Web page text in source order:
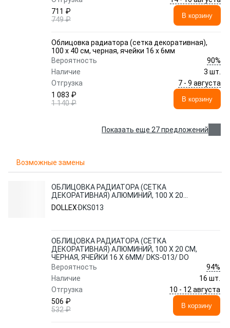
711 ₽
749 ₽
В корзину
Облицовка радиатора (сетка декоративная),
100 х 40 см, черная, ячейки 16 х 6мм
Вероятность
90%
Наличие
3 шт.
Отгрузка
7 - 9 августа
1 083 ₽
1 140 ₽
В корзину
Показать еще 27 предложений
Возможные замены
ОБЛИЦОВКА РАДИАТОРА (СЕТКА
ДЕКОРАТИВНАЯ) АЛЮМИНИЙ, 100 Х 20
СМ, ЧЕРНАЯ, ЯЧЕЙКИ 16 Х 6ММ/ DKS-013/
DO
DOLLEX DKS013
ОБЛИЦОВКА РАДИАТОРА (СЕТКА
ДЕКОРАТИВНАЯ) АЛЮМИНИЙ, 100 Х 20 СМ,
ЧЕРНАЯ, ЯЧЕЙКИ 16 Х 6ММ/ DKS-013/ DO
Вероятность
94%
Наличие
16 шт.
Отгрузка
10 - 12 августа
506 ₽
532 ₽
В корзину